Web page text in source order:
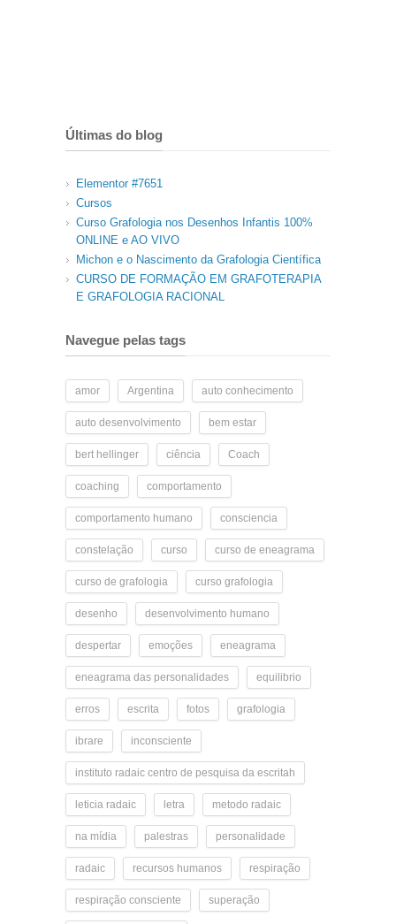
Últimas do blog
Elementor #7651
Cursos
Curso Grafologia nos Desenhos Infantis 100%
ONLINE e AO VIVO
Michon e o Nascimento da Grafologia Científica
CURSO DE FORMAÇÃO EM GRAFOTERAPIA
E GRAFOLOGIA RACIONAL
Navegue pelas tags
amor Argentina auto conhecimento
auto desenvolvimento bem estar
bert hellinger ciência Coach
coaching comportamento
comportamento humano consciencia
constelação curso curso de eneagrama
curso de grafologia curso grafologia
desenho desenvolvimento humano
despertar emoções eneagrama
eneagrama das personalidades equilibrio
erros escrita fotos grafologia
ibrare inconsciente
instituto radaic centro de pesquisa da escritah
leticia radaic letra metodo radaic
na mídia palestras personalidade
radaic recursos humanos respiração
respiração consciente superação